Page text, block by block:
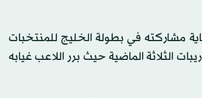
مشاركته في بطولة الخليج للمنتخبات
الثلاثة الماضية حيث برر اللاعب غيابه